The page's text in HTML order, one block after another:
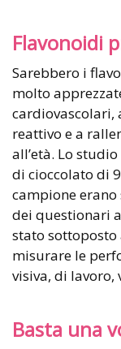
Flavonoidi
Sarebbero i
molto
cardiovascolari,
reattivo e a
all’età. Lo
di cioccolato di
campione
dei questionari
stato
misurare le
visiva, di lavoro,
Basta una